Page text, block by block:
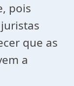
pois
que as
a